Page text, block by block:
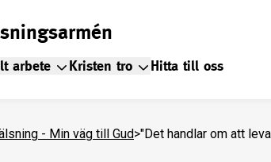
arbete Kristen tro Hitta till oss
- Min väg till Gud>"Det handlar om att